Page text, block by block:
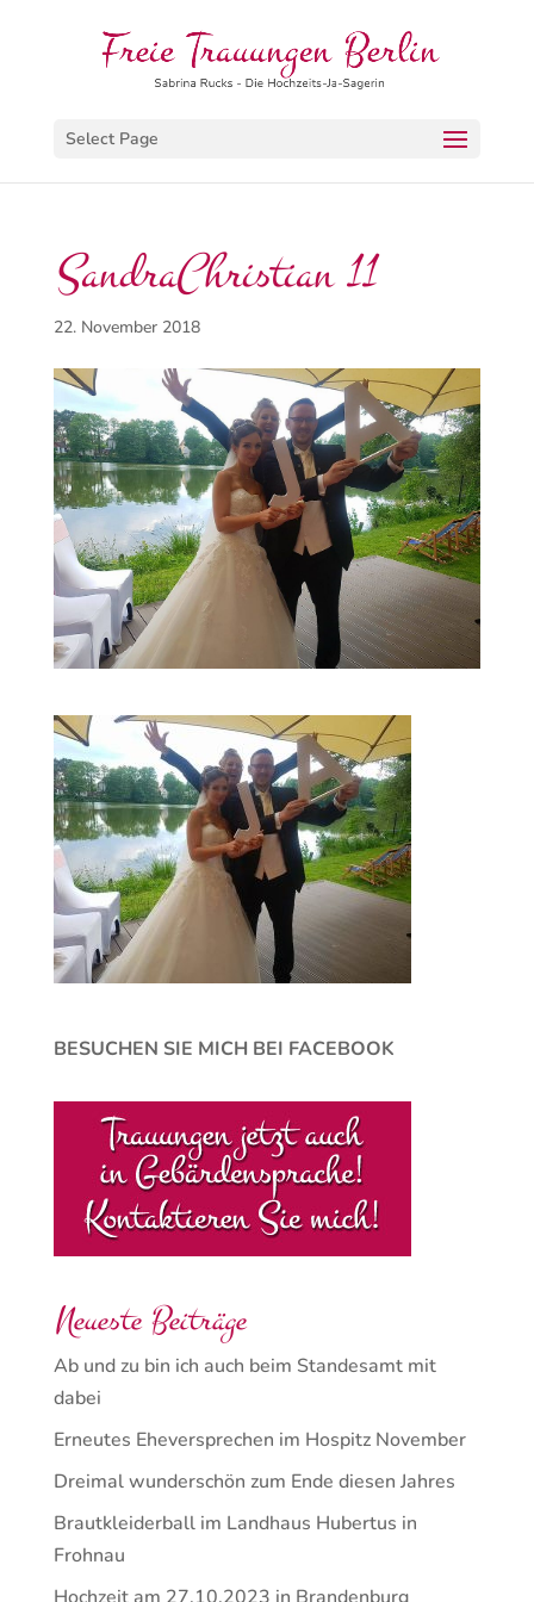
Select Page
SandraChristian 11
22. November 2018
BESUCHEN SIE MICH BEI FACEBOOK
Neueste Beiträge
Ab und zu bin ich auch beim Standesamt mit
dabei
Erneutes Eheversprechen im Hospitz November
Dreimal wunderschön zum Ende diesen Jahres
Brautkleiderball im Landhaus Hubertus in
Frohnau